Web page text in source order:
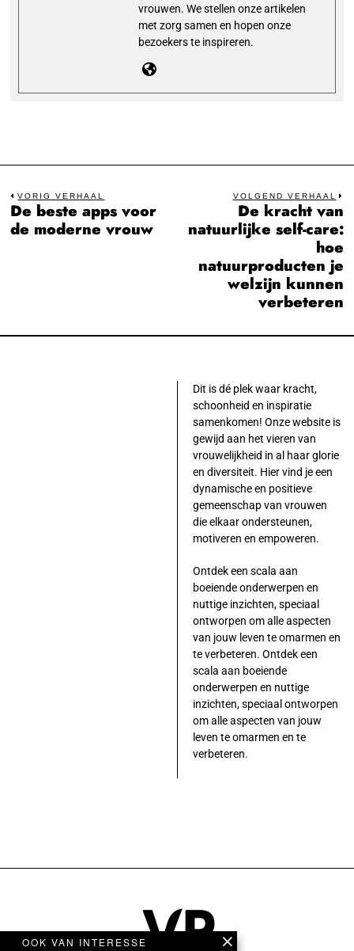
vrouwen. We stellen onze artikelen
met zorg samen en hopen onze
bezoekers te inspireren.
Bericht
navigatie
VORIG VERHAAL
Previous
post:
De beste apps voor
de moderne vrouw
VOLGEND VERHAAL
De kracht van
natuurlijke self-care:
hoe
natuurproducten je
welzijn kunnen
verbeteren
OOK VAN INTERESSE
Dit is dé plek waar kracht,
schoonheid en inspiratie
samenkomen! Onze website is
gewijd aan het vieren van
vrouwelijkheid in al haar glorie
en diversiteit. Hier vind je een
dynamische en positieve
gemeenschap van vrouwen
die elkaar ondersteunen,
motiveren en empoweren.
Ontdek een scala aan
boeiende onderwerpen en
nuttige inzichten, speciaal
ontworpen om alle aspecten
van jouw leven te omarmen en
te verbeteren. Ontdek een
scala aan boeiende
onderwerpen en nuttige
inzichten, speciaal ontworpen
om alle aspecten van jouw
leven te omarmen en te
verbeteren.